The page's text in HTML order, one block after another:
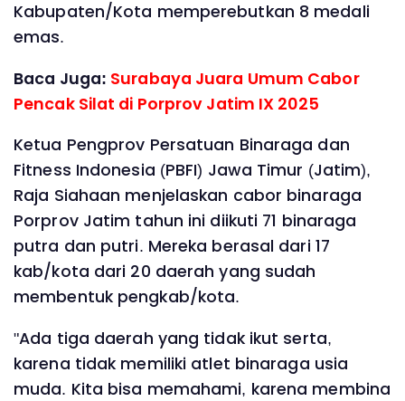
Kabupaten/Kota memperebutkan 8 medali
emas.
Baca Juga: Surabaya Juara Umum Cabor
Pencak Silat di Porprov Jatim IX 2025
Ketua Pengprov Persatuan Binaraga dan
Fitness Indonesia (PBFI) Jawa Timur (Jatim),
Raja Siahaan menjelaskan cabor binaraga
Porprov Jatim tahun ini diikuti 71 binaraga
putra dan putri. Mereka berasal dari 17
kab/kota dari 20 daerah yang sudah
membentuk pengkab/kota.
"Ada tiga daerah yang tidak ikut serta,
karena tidak memiliki atlet binaraga usia
muda. Kita bisa memahami, karena membina